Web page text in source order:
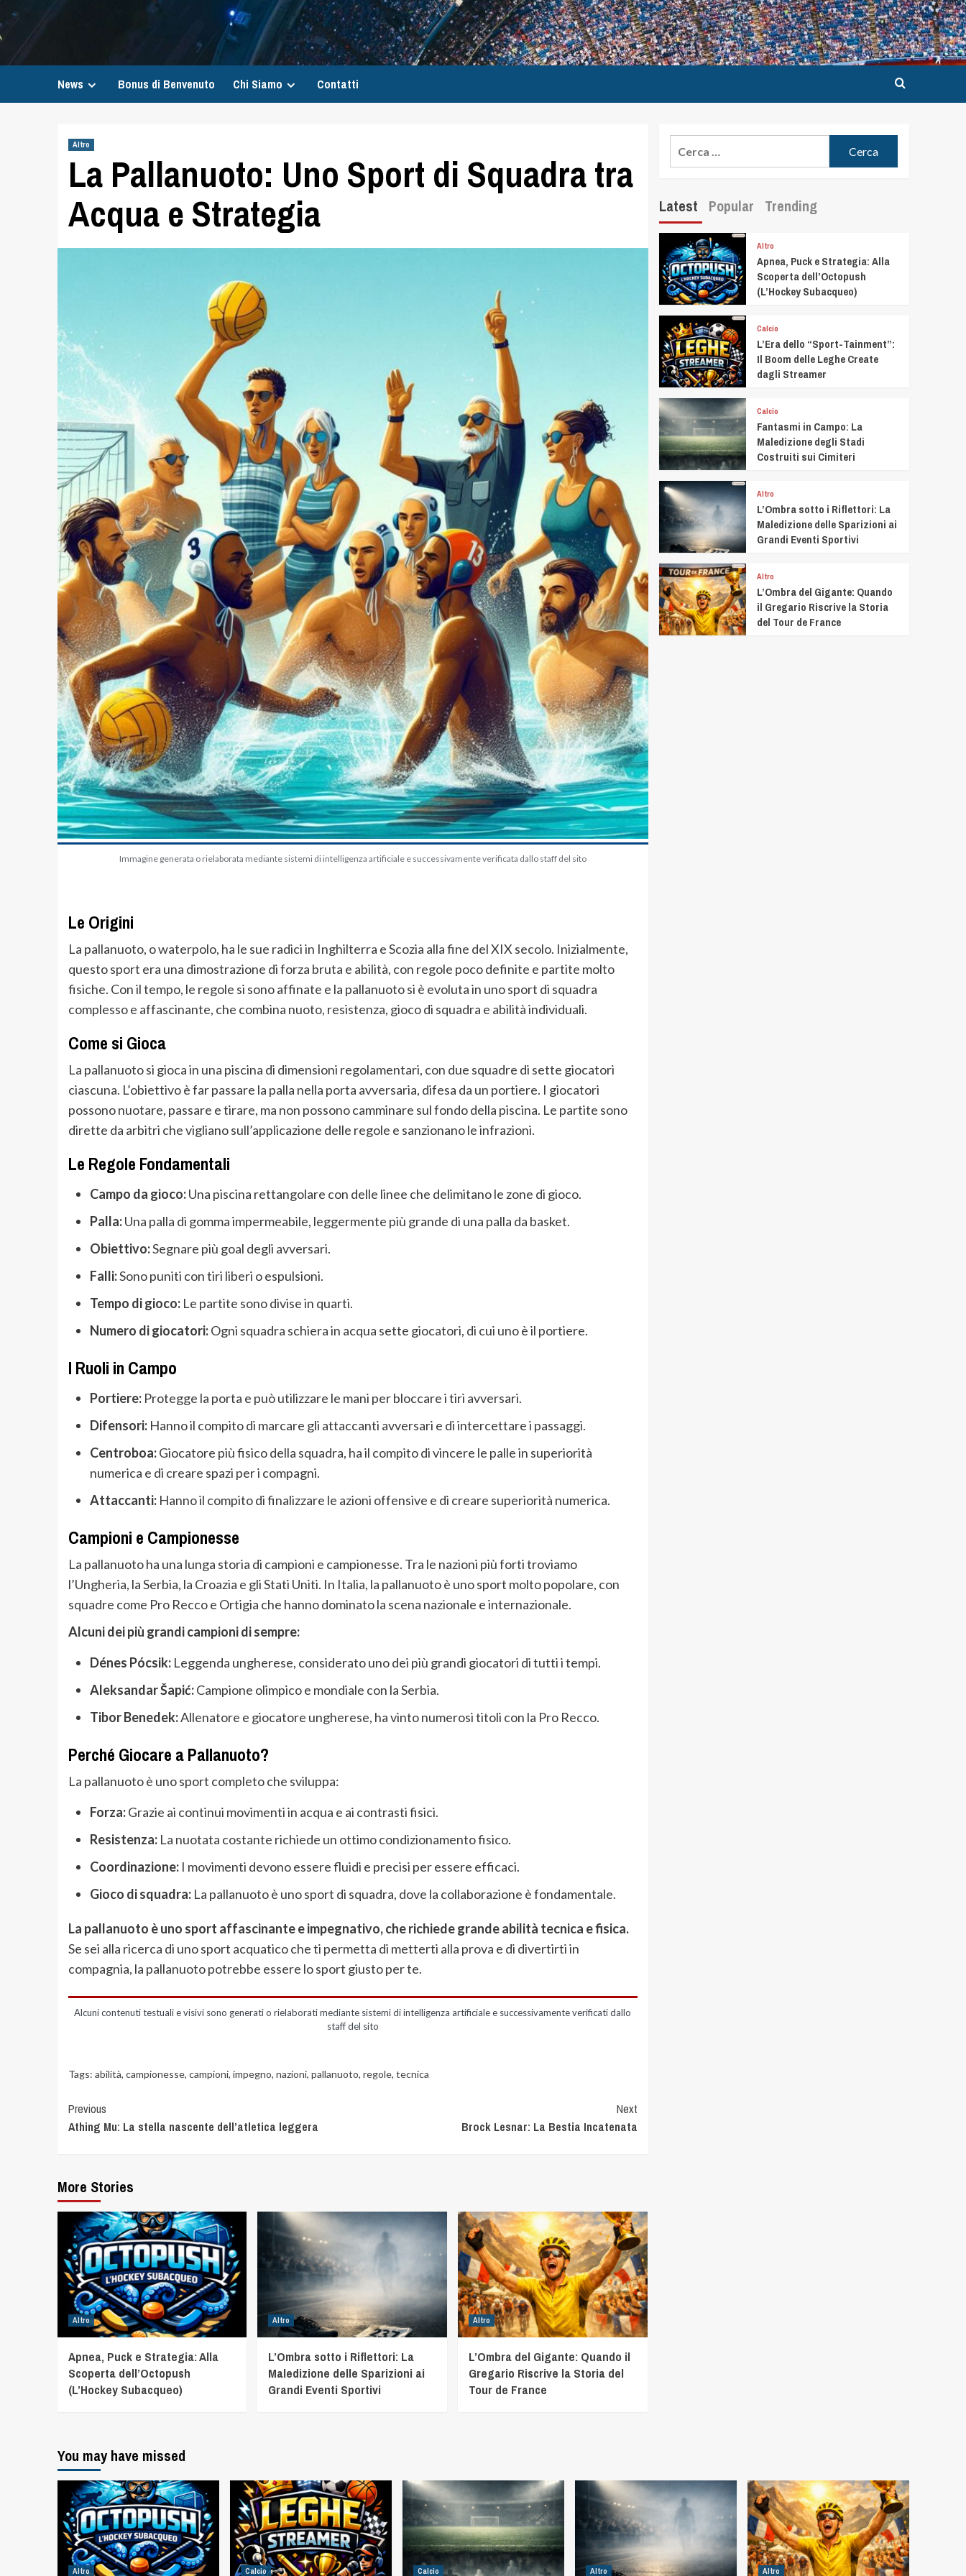
News Bonus di Benvenuto Chi Siamo Contatti
Altro
La Pallanuoto: Uno Sport di Squadra tra
Acqua e Strategia
Immagine generata o rielaborata mediante sistemi di intelligenza artificiale e successivamente verificata dallo staff del sito
Le Origini
La pallanuoto, o waterpolo, ha le sue radici in Inghilterra e Scozia alla fine del XIX secolo. Inizialmente,
questo sport era una dimostrazione di forza bruta e abilità, con regole poco definite e partite molto
fisiche. Con il tempo, le regole si sono affinate e la pallanuoto si è evoluta in uno sport di squadra
complesso e affascinante, che combina nuoto, resistenza, gioco di squadra e abilità individuali.
Come si Gioca
La pallanuoto si gioca in una piscina di dimensioni regolamentari, con due squadre di sette giocatori
ciascuna. L’obiettivo è far passare la palla nella porta avversaria, difesa da un portiere. I giocatori
possono nuotare, passare e tirare, ma non possono camminare sul fondo della piscina. Le partite sono
dirette da arbitri che vigliano sull’applicazione delle regole e sanzionano le infrazioni.
Le Regole Fondamentali
Campo da gioco:Una piscina rettangolare con delle linee che delimitano le zone di gioco.
Palla:Una palla di gomma impermeabile, leggermente più grande di una palla da basket.
Obiettivo:Segnare più goal degli avversari.
Falli:Sono puniti con tiri liberi o espulsioni.
Tempo di gioco:Le partite sono divise in quarti.
Numero di giocatori:Ogni squadra schiera in acqua sette giocatori, di cui uno è il portiere.
I Ruoli in Campo
Portiere:Protegge la porta e può utilizzare le mani per bloccare i tiri avversari.
Difensori:Hanno il compito di marcare gli attaccanti avversari e di intercettare i passaggi.
Centroboa:Giocatore più fisico della squadra, ha il compito di vincere le palle in superiorità
numerica e di creare spazi per i compagni.
Attaccanti:Hanno il compito di finalizzare le azioni offensive e di creare superiorità numerica.
Campioni e Campionesse
La pallanuoto ha una lunga storia di campioni e campionesse. Tra le nazioni più forti troviamo
l’Ungheria, la Serbia, la Croazia e gli Stati Uniti. In Italia, la pallanuoto è uno sport molto popolare, con
squadre come Pro Recco e Ortigia che hanno dominato la scena nazionale e internazionale.
Alcuni dei più grandi campioni di sempre:
Dénes Pócsik:Leggenda ungherese, considerato uno dei più grandi giocatori di tutti i tempi.
Aleksandar Šapić:Campione olimpico e mondiale con la Serbia.
Tibor Benedek:Allenatore e giocatore ungherese, ha vinto numerosi titoli con la Pro Recco.
Perché Giocare a Pallanuoto?
La pallanuoto è uno sport completo che sviluppa:
Forza:Grazie ai continui movimenti in acqua e ai contrasti fisici.
Resistenza:La nuotata costante richiede un ottimo condizionamento fisico.
Coordinazione:I movimenti devono essere fluidi e precisi per essere efficaci.
Gioco di squadra:La pallanuoto è uno sport di squadra, dove la collaborazione è fondamentale.
La pallanuoto è uno sport affascinante e impegnativo, che richiede grande abilità tecnica e fisica.
Se sei alla ricerca di uno sport acquatico che ti permetta di metterti alla prova e di divertirti in
compagnia, la pallanuoto potrebbe essere lo sport giusto per te.
Alcuni contenuti testuali e visivi sono generati o rielaborati mediante sistemi di intelligenza artificiale e successivamente verificati dallo
staff del sito
Tags: abilità, campionesse, campioni, impegno, nazioni, pallanuoto, regole, tecnica
Previous
Athing Mu: La stella nascente dell’atletica leggera
Next
Brock Lesnar: La Bestia Incatenata
More Stories
Altro
Apnea, Puck e Strategia: Alla
Scoperta dell’Octopush
(L’Hockey Subacqueo)
Altro
L’Ombra sotto i Riflettori: La
Maledizione delle Sparizioni ai
Grandi Eventi Sportivi
Altro
L’Ombra del Gigante: Quando il
Gregario Riscrive la Storia del
Tour de France
Latest Popular Trending
Altro
Apnea, Puck e Strategia: Alla
Scoperta dell’Octopush
(L’Hockey Subacqueo)
Calcio
L’Era dello “Sport-Tainment”:
Il Boom delle Leghe Create
dagli Streamer
Calcio
Fantasmi in Campo: La
Maledizione degli Stadi
Costruiti sui Cimiteri
Altro
L’Ombra sotto i Riflettori: La
Maledizione delle Sparizioni ai
Grandi Eventi Sportivi
Altro
L’Ombra del Gigante: Quando
il Gregario Riscrive la Storia
del Tour de France
You may have missed
Altro Calcio Calcio Altro Altro